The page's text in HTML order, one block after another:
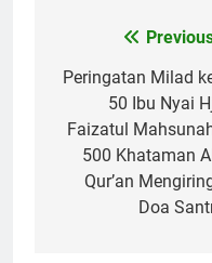
Navigasi
pos
Peringatan Milad
50 Ibu Nyai
Faizatul
500 Khataman
Qur’an
Doa